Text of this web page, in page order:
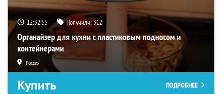
12:32:54 Получили: 312
Органайзер для кухни с пластиковым подносом и
контейнерами
Россия
Купить ПОДРОБНЕЕ